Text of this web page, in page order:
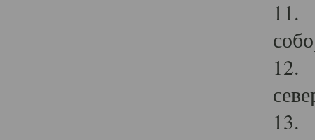
11.
12.
13.